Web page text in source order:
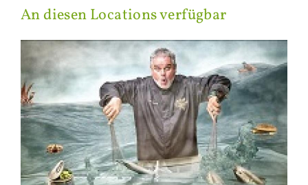
An die­sen Lo­ca­ti­ons ver­füg­bar